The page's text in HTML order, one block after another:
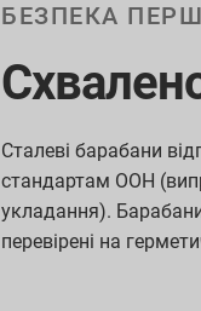
БЕЗПЕКА
Сталеві барабани
стандартам ООН
укладання).
перевірені на